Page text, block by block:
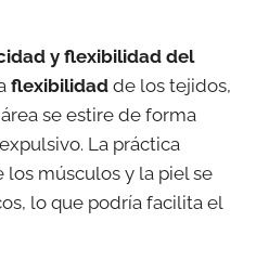
y flexibilidad del
flexibilidad de los tejidos,
se estire de forma
La práctica
los músculos y la piel se
lo que podría facilita el